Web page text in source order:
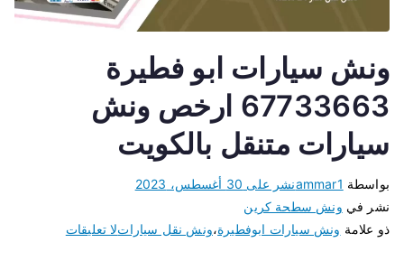
ونش سيارات ابو فطيرة
67733663 ارخص ونش
سيارات متنقل بالكويت
بواسطة ammar1نشر على 30 أغسطس، 2023
نشر في ونش سطحة كرين
ذو علامة ونش سيارات ابوفطيرة،ونش نقل سياراتلا تعليقات